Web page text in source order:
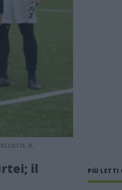
IL
il
PIÙ LETTI